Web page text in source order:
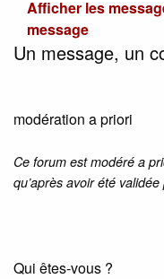
Afficher les
message
Un message, un
modération a priori
Ce forum est modéré a
qu’après avoir été
Qui êtes-vous ?